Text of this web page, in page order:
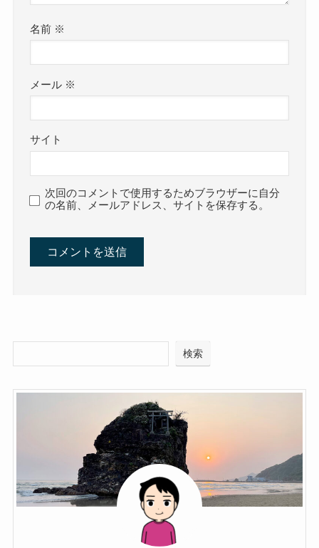
名前 ※
メール ※
サイト
次回のコメントで使用するためブラウザーに自分
の名前、メールアドレス、サイトを保存する。
検索